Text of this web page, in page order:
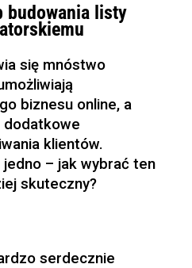
budowania listy
się mnóstwo
biznesu online, a
dodatkowe
klientów.
jedno – jak wybrać ten
skuteczny?
serdecznie